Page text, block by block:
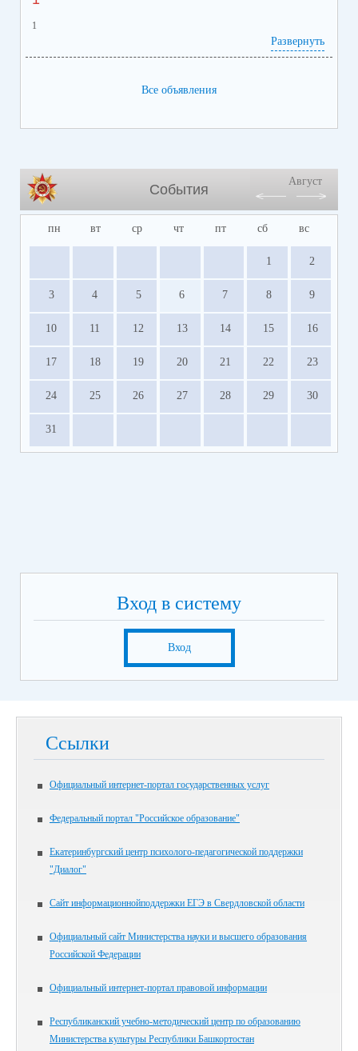
1
Развернуть
Все объявления
События
Август
пн вт ср чт пт сб вс
1 2
3 4 5 6 7 8 9
10 11 12 13 14 15 16
17 18 19 20 21 22 23
24 25 26 27 28 29 30
31
Вход в систему
Вход
Ссылки
Официальный интернет-портал государственных услуг
Федеральный портал "Российское образование"
Екатеринбургский центр психолого-педагогической поддержки
"Диалог"
Сайт информационнойподдержки ЕГЭ в Свердловской области
Официальный сайт Министерства науки и высшего образования
Российской Федерации
Официальный интернет-портал правовой информации
Республиканский учебно-методический центр по образованию
Министерства культуры Республики Башкортостан